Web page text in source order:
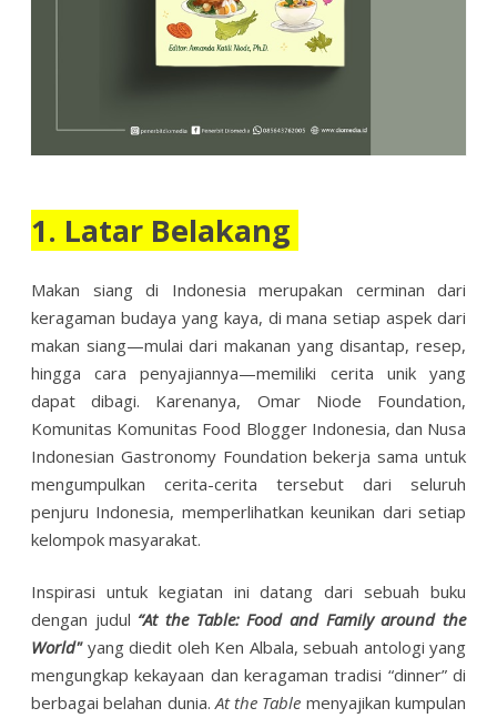
1. Latar Belakang
Makan siang di Indonesia merupakan cerminan dari
keragaman budaya yang kaya, di mana setiap aspek dari
makan siang—mulai dari makanan yang disantap, resep,
hingga cara penyajiannya—memiliki cerita unik yang
dapat dibagi. Karenanya, Omar Niode Foundation,
Komunitas Komunitas Food Blogger Indonesia, dan Nusa
Indonesian Gastronomy Foundation bekerja sama untuk
mengumpulkan cerita-cerita tersebut dari seluruh
penjuru Indonesia, memperlihatkan keunikan dari setiap
kelompok masyarakat.
Inspirasi untuk kegiatan ini datang dari sebuah buku
dengan judul “At the Table: Food and Family around the
World"yang diedit oleh Ken Albala, sebuah antologi yang
mengungkap kekayaan dan keragaman tradisi “dinner” di
berbagai belahan dunia.At the Table menyajikan kumpulan